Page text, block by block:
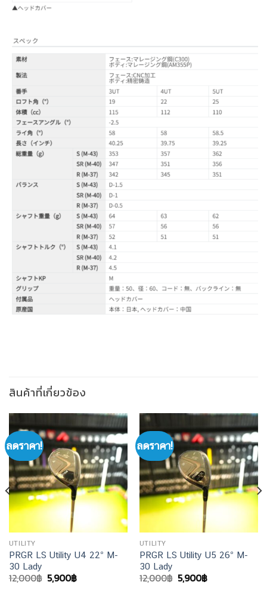
สินค้าที่เกี่ยวข้อง
ลดราคา!
UTILITY
PRGR LS Utility U4 22° M-
30 Lady
12,000฿ Original
price
5,900฿Current
ลดราคา!
UTILITY
PRGR LS Utility U5 26° M-
30 Lady
12,000฿ Original
price
5,900฿Current